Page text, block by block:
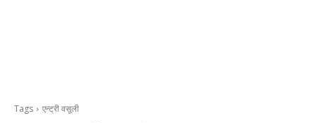
Tags एन्ट्री वसूली